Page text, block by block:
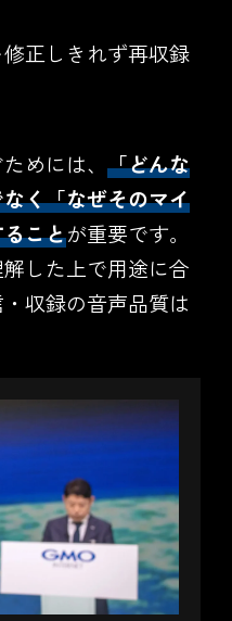
正しきれず再収録
めには、 「どんな
く「なぜそのマイ
ことが重要です。
した上で用途に合
収録の音声品質は